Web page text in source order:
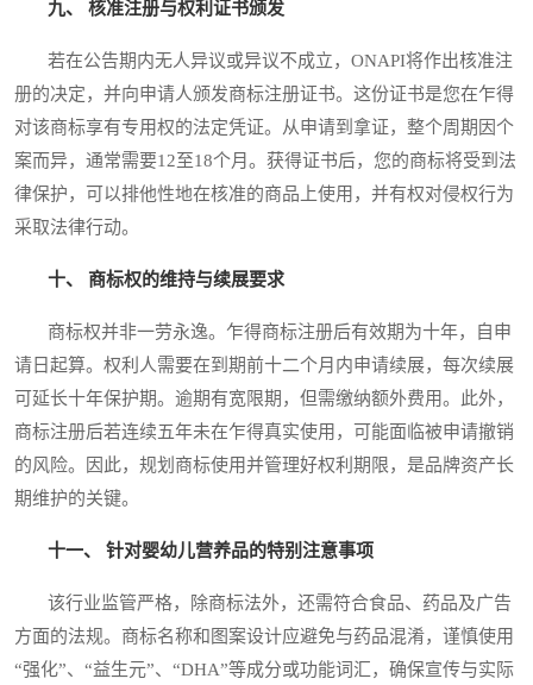
九、 核准注册与权利证书颁发
若在公告期内无人异议或异议不成立，ONAPI将作出核准注
册的决定，并向申请人颁发商标注册证书。这份证书是您在乍得
对该商标享有专用权的法定凭证。从申请到拿证，整个周期因个
案而异，通常需要12至18个月。获得证书后，您的商标将受到法
律保护，可以排他性地在核准的商品上使用，并有权对侵权行为
采取法律行动。
十、 商标权的维持与续展要求
商标权并非一劳永逸。乍得商标注册后有效期为十年，自申
请日起算。权利人需要在到期前十二个月内申请续展，每次续展
可延长十年保护期。逾期有宽限期，但需缴纳额外费用。此外，
商标注册后若连续五年未在乍得真实使用，可能面临被申请撤销
的风险。因此，规划商标使用并管理好权利期限，是品牌资产长
期维护的关键。
十一、 针对婴幼儿营养品的特别注意事项
该行业监管严格，除商标法外，还需符合食品、药品及广告
方面的法规。商标名称和图案设计应避免与药品混淆，谨慎使用
“强化”、“益生元”、“DHA”等成分或功能词汇，确保宣传与实际